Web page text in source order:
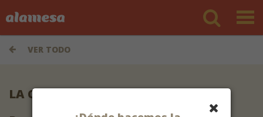
VER TODO
LA CATEDRAL